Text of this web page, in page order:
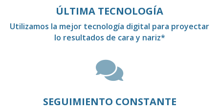
ÚLTIMA TECNOLOGÍA
Utilizamos la mejor tecnología digital para proyectar
lo resultados de cara y nariz*

SEGUIMIENTO CONSTANTE